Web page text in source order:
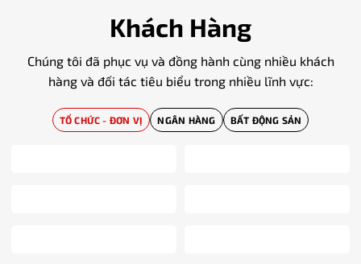
Khách Hàng
Chúng tôi đã phục vụ và đồng hành cùng nhiều khách
hàng và đối tác tiêu biểu trong nhiều lĩnh vực:
TỔ CHỨC - ĐƠN VỊ NGÂN HÀNG BẤT ĐỘNG SẢN